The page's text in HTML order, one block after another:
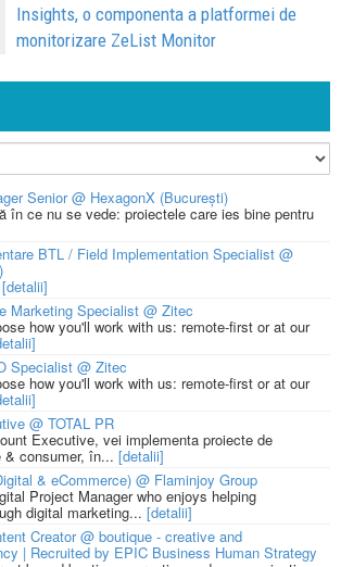
Insights, o componenta a platformei de
monitorizare ZeList Monitor
Senior @ HexagonX (București)
în ce nu se vede: proiectele care ies bine pentru
BTL / Field Implementation Specialist @
[detalii]
Marketing Specialist @ Zitec
how you'll work with us: remote-first or at our
Specialist @ Zitec
how you'll work with us: remote-first or at our
@ TOTAL PR
Executive, vei implementa proiecte de
& consumer, în... [detalii]
& eCommerce) @ Flaminjoy Group
Project Manager who enjoys helping
digital marketing... [detalii]
Creator @ boutique - creative and
| Recruited by EPIC Business Human Strategy